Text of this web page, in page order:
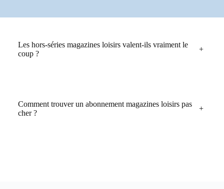
Les hors-séries magazines loisirs valent-ils vraiment le
coup ?
+
Comment trouver un abonnement magazines loisirs pas
cher ?
+